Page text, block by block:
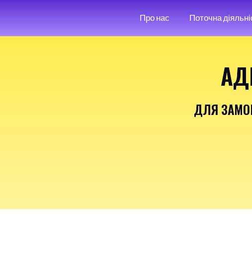
Про нас Поточна
ДЛЯ